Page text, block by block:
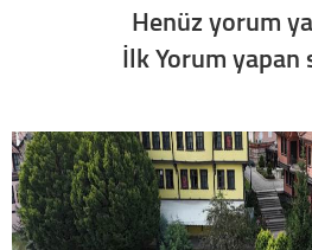
Henüz yorum
İlk Yorum yapan